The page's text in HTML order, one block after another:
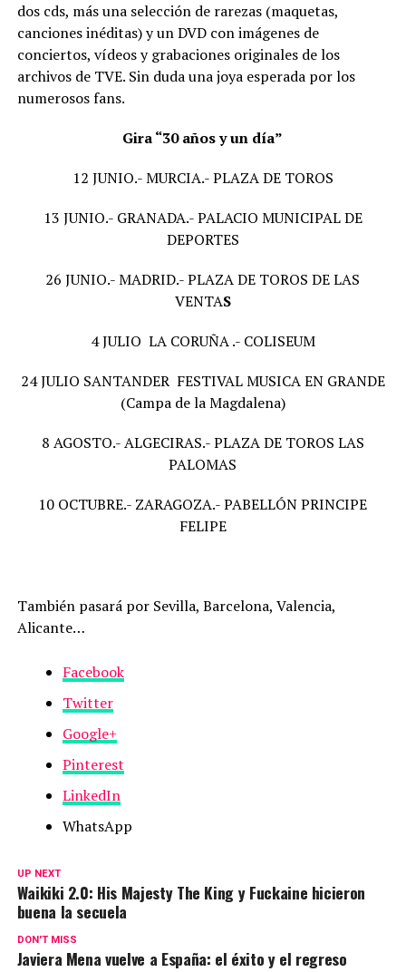
dos cds, más una selección de rarezas (maquetas,
canciones inéditas) y un DVD con imágenes de
conciertos, vídeos y grabaciones originales de los
archivos de TVE. Sin duda una joya esperada por los
numerosos fans.
Gira “30 años y un día”
12 JUNIO.- MURCIA.- PLAZA DE TOROS
13 JUNIO.- GRANADA.- PALACIO MUNICIPAL DE
DEPORTES
26 JUNIO.- MADRID.- PLAZA DE TOROS DE LAS
VENTAS
4 JULIO LA CORUÑA .- COLISEUM
24 JULIO SANTANDER FESTIVAL MUSICA EN GRANDE
(Campa de la Magdalena)
8 AGOSTO.- ALGECIRAS.- PLAZA DE TOROS LAS
PALOMAS
10 OCTUBRE.- ZARAGOZA.- PABELLÓN PRINCIPE
FELIPE
También pasará por Sevilla, Barcelona, Valencia,
Alicante…
Facebook
Twitter
Google+
Pinterest
LinkedIn
WhatsApp
UP NEXT
Waikiki 2.0: His Majesty The King y Fuckaine hicieron
buena la secuela
DON'T MISS
Javiera Mena vuelve a España: el éxito y el regreso